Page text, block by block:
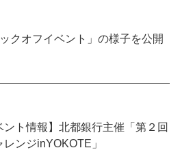
クオフイベント」の様子を公開
ト情報】北都銀行主催「第２回
ンジinYOKOTE」